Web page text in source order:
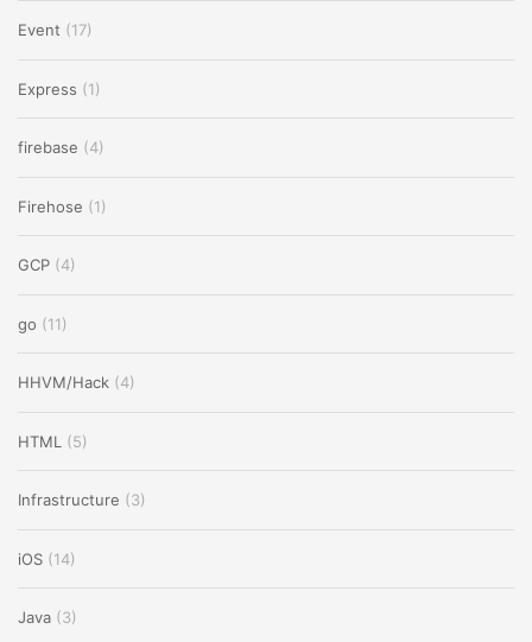
Event (17)
Express (1)
firebase (4)
Firehose (1)
GCP (4)
go (11)
HHVM/Hack (4)
HTML (5)
Infrastructure (3)
iOS (14)
Java (3)